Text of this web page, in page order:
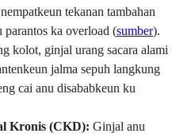
tekanan tambahan
parantos ka overload (sumber).
kolot, ginjal urang sacara alami
jalma sepuh langkung
cai anu disababkeun ku
Kronis (CKD): Ginjal anu